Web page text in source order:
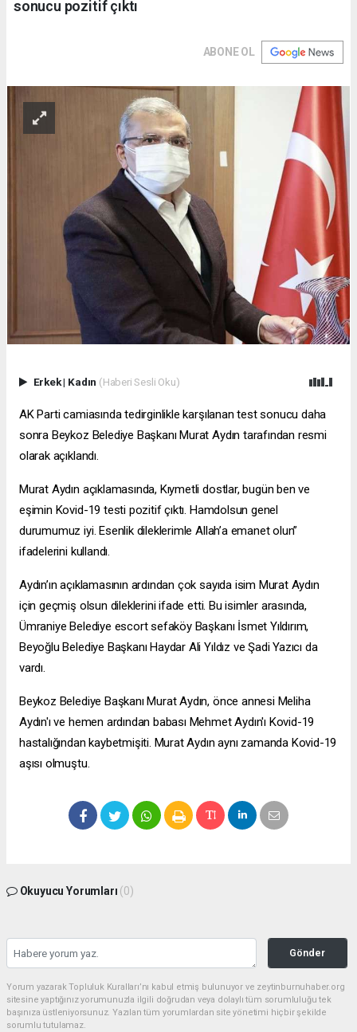
sonucu pozitif çıktı
ABONE OL
Erkek| Kadın (Haberi Sesli Oku)
AK Parti camiasında tedirginlikle karşılanan test sonucu daha
sonra Beykoz Belediye Başkanı Murat Aydın tarafından resmi
olarak açıklandı.
Murat Aydın açıklamasında, Kıymetli dostlar, bugün ben ve
eşimin Kovid-19 testi pozitif çıktı. Hamdolsun genel
durumumuz iyi. Esenlik dileklerimle Allah’a emanet olun”
ifadelerini kullandı.
Aydın’ın açıklamasının ardından çok sayıda isim Murat Aydın
için geçmiş olsun dileklerini ifade etti. Bu isimler arasında,
Ümraniye Belediye escort sefaköyBaşkanı İsmet Yıldırım,
Beyoğlu Belediye Başkanı Haydar Ali Yıldız ve Şadi Yazıcı da
vardı.
Beykoz Belediye Başkanı Murat Aydın, önce annesi Meliha
Aydın'ı ve hemen ardından babası Mehmet Aydın'ı Kovid-19
hastalığından kaybetmişiti. Murat Aydın aynı zamanda Kovid-19
aşısı olmuştu.
Okuyucu Yorumları (0)
Gönder
Yorum yazarak Topluluk Kuralları’nı kabul etmiş bulunuyor ve zeytinburnuhaber.org
sitesine yaptığınız yorumunuzla ilgili doğrudan veya dolaylı tüm sorumluluğu tek
başınıza üstleniyorsunuz. Yazılan tüm yorumlardan site yönetimi hiçbir şekilde
sorumlu tutulamaz.